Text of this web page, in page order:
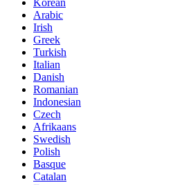
Korean
Arabic
Irish
Greek
Turkish
Italian
Danish
Romanian
Indonesian
Czech
Afrikaans
Swedish
Polish
Basque
Catalan